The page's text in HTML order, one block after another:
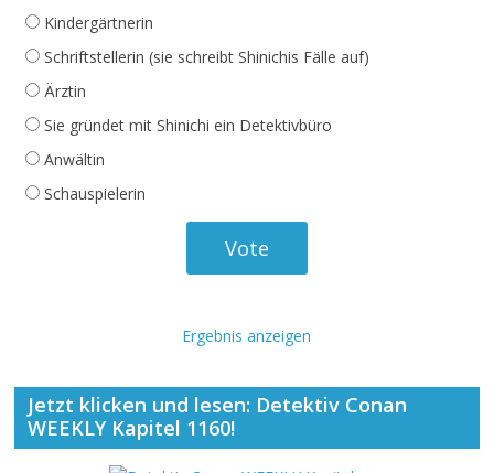
Kindergärtnerin
Schriftstellerin (sie schreibt Shinichis Fälle auf)
Ärztin
Sie gründet mit Shinichi ein Detektivbüro
Anwältin
Schauspielerin
Ergebnis anzeigen
Jetzt klicken und lesen: Detektiv Conan
WEEKLY Kapitel 1160!